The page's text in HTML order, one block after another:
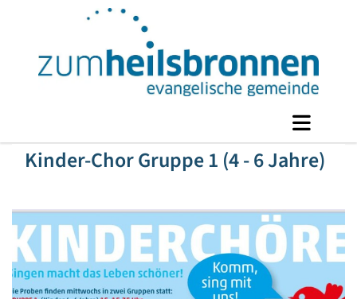
Kinder-Chor Gruppe 1 (4 - 6 Jahre)